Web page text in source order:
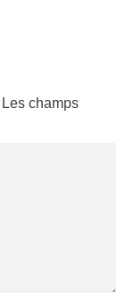
Les champs